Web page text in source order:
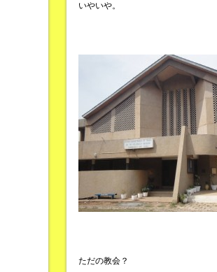
いやいや。
ただの教会？